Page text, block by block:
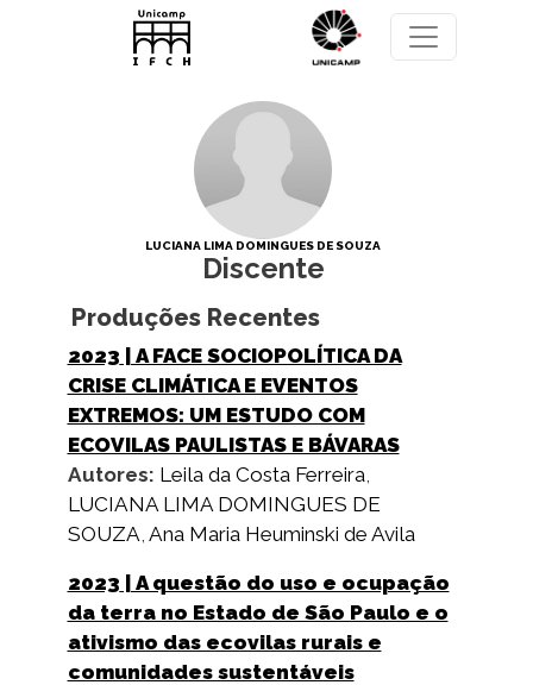
Pular para o conteúdo principal
LUCIANA LIMA DOMINGUES DE SOUZA
Discente
Produções Recentes
2023 | A FACE SOCIOPOLÍTICA DA
CRISE CLIMÁTICA E EVENTOS
EXTREMOS: UM ESTUDO COM
ECOVILAS PAULISTAS E BÁVARAS
Autores: Leila da Costa Ferreira,
LUCIANA LIMA DOMINGUES DE
SOUZA Ana Maria Heuminski de Avila
2023 | A questão do uso e ocupação
da terra no Estado de São Paulo e o
ativismo das ecovilas rurais e
comunidades sustentáveis